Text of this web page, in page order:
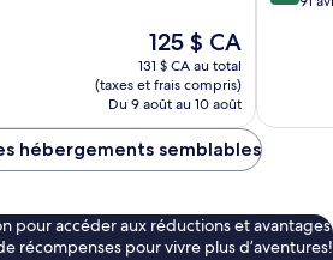
Le
prix
est
de
125 $ CA
125 $ CA
131 $ CA au total
(taxes et frais compris)
Du 9 août au 10 août
hébergements semblables
pour accéder aux réductions et avantages
récompenses pour vivre plus d’aventures!